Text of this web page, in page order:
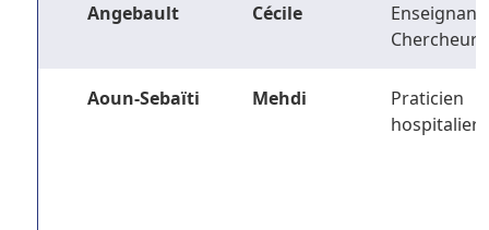
Angebault Cécile
Enseignant-
Chercheur
Aoun-Sebaïti Mehdi
Praticien
hospitalier